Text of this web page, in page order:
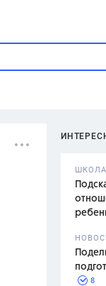
ШКОЛА
8